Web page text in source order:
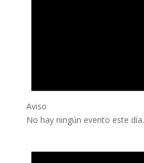
Aviso
No hay ningún evento este día.